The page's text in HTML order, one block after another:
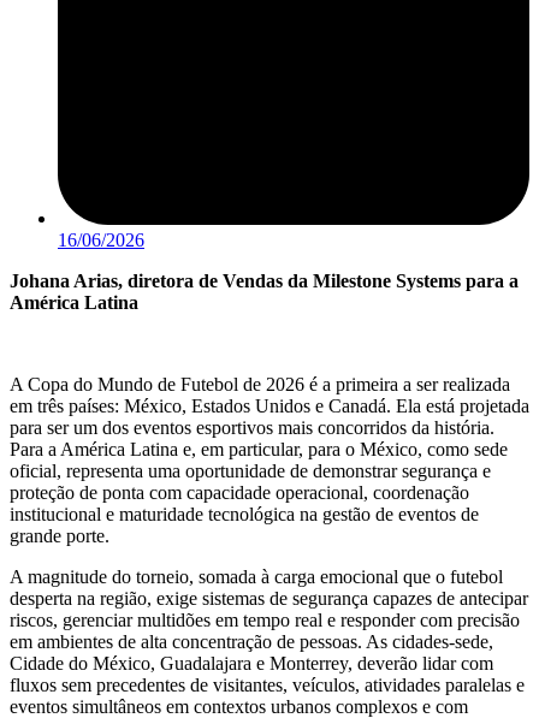
16/06/2026
Johana Arias, diretora de Vendas da Milestone Systems para a
América Latina
A Copa do Mundo de Futebol de 2026 é a primeira a ser realizada
em três países: México, Estados Unidos e Canadá. Ela está projetada
para ser um dos eventos esportivos mais concorridos da história.
Para a América Latina e, em particular, para o México, como sede
oficial, representa uma oportunidade de demonstrar segurança e
proteção de ponta com capacidade operacional, coordenação
institucional e maturidade tecnológica na gestão de eventos de
grande porte.
A magnitude do torneio, somada à carga emocional que o futebol
desperta na região, exige sistemas de segurança capazes de antecipar
riscos, gerenciar multidões em tempo real e responder com precisão
em ambientes de alta concentração de pessoas. As cidades-sede,
Cidade do México, Guadalajara e Monterrey, deverão lidar com
fluxos sem precedentes de visitantes, veículos, atividades paralelas e
eventos simultâneos em contextos urbanos complexos e com